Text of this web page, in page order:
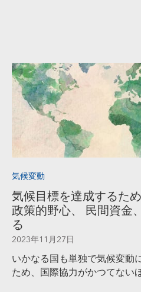
気候変動
気候目標を達成するた
政策的野心、 民間資金
る
2023年11月27日
いかなる国も単独で気候変動
ため、国際協力がかつてない